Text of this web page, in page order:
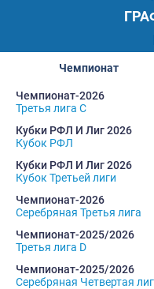
Чемпионат
Чемпионат-2026
Третья лига C
Кубки РФЛ И Лиг 2026
Кубок РФЛ
Кубки РФЛ И Лиг 2026
Кубок Третьей лиги
Чемпионат-2026
Серебряная Третья лига
Чемпионат-2025/2026
Третья лига D
Чемпионат-2025/2026
Серебряная Четвертая